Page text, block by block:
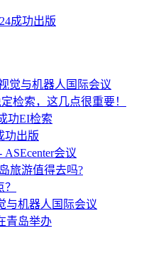
成功出版
觉与机器人国际会议
检索，这几点很重要！
功EI检索
功出版
会议
旅游值得去吗?
与机器人国际会议
青岛举办